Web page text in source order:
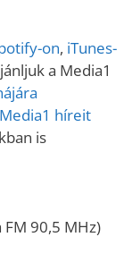
Fel/Le
billentyűket
használni.
on, iTunes-
a Media1
Media1 híreit
is
FM 90,5 MHz)